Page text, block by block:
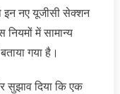
इन नए यूजीसी सेक्शन
में सामान्य
गया है।
सुझाव दिया कि एक